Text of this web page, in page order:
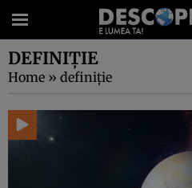
DEFINIŢIE
Home » definiţie